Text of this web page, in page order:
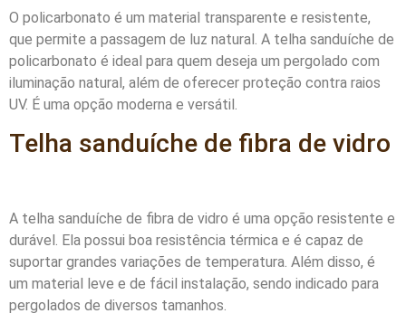
O policarbonato é um material transparente e resistente,
que permite a passagem de luz natural. A telha sanduíche de
policarbonato é ideal para quem deseja um pergolado com
iluminação natural, além de oferecer proteção contra raios
UV. É uma opção moderna e versátil.
Telha sanduíche de fibra de vidro
A telha sanduíche de fibra de vidro é uma opção resistente e
durável. Ela possui boa resistência térmica e é capaz de
suportar grandes variações de temperatura. Além disso, é
um material leve e de fácil instalação, sendo indicado para
pergolados de diversos tamanhos.